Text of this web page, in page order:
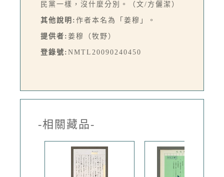
民黨一樣，沒什麼分別。（文/方儷潔）
其他說明: 作者本名為「姜穆」。
提供者: 姜穆（牧野）
登錄號: NMTL20090240450
-相關藏品-